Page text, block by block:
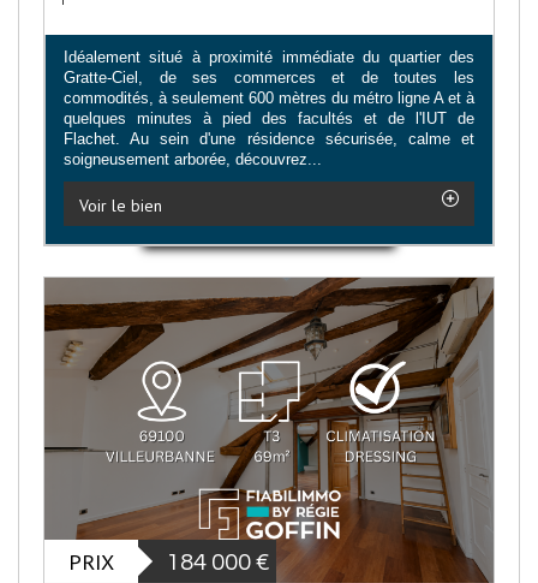
Idéalement situé à proximité immédiate du quartier des
Gratte-Ciel, de ses commerces et de toutes les
commodités, à seulement 600 mètres du métro ligne A et à
quelques minutes à pied des facultés et de l'IUT de
Flachet. Au sein d'une résidence sécurisée, calme et
soigneusement arborée, découvrez...
Voir le bien
PRIX 184 000 €